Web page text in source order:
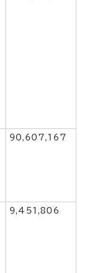
90,607,167
9,451,806